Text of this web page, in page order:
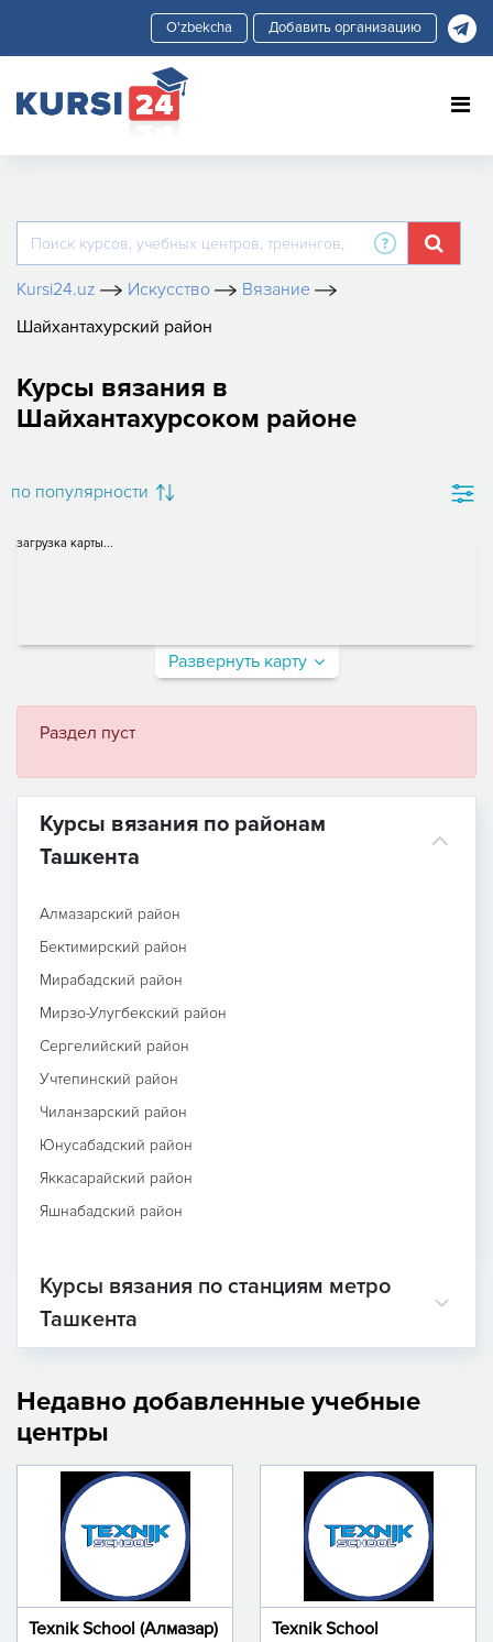
Добавить организацию
Kursi24.uz Искусство
Вязание
Шайхантахурский район
Курсы вязания в
Шайхантахурсоком районе
по популярности
загрузка карты...
Развернуть карту
Раздел пуст
Курсы вязания по районам
Ташкента
Алмазарский район
Бектимирский район
Мирабадский район
Мирзо-Улугбекский район
Сергелийский район
Учтепинский район
Чиланзарский район
Юнусабадский район
Яккасарайский район
Яшнабадский район
Курсы вязания по станциям метро
Ташкента
Недавно добавленные учебные
центры
Texnik School (Алмазар)
Texnik School